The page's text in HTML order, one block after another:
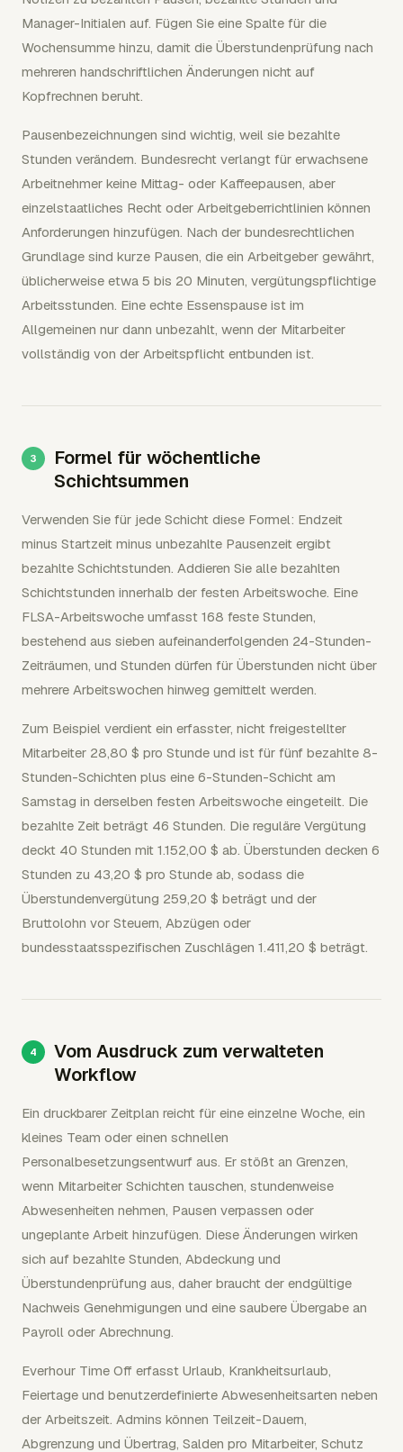
Manager-Initialen auf. Fügen Sie eine Spalte für die
Wochensumme hinzu, damit die Überstundenprüfung nach
mehreren handschriftlichen Änderungen nicht auf
Kopfrechnen beruht.
Pausenbezeichnungen sind wichtig, weil sie bezahlte
Stunden verändern. Bundesrecht verlangt für erwachsene
Arbeitnehmer keine Mittag- oder Kaffeepausen, aber
einzelstaatliches Recht oder Arbeitgeberrichtlinien können
Anforderungen hinzufügen. Nach der bundesrechtlichen
Grundlage sind kurze Pausen, die ein Arbeitgeber gewährt,
üblicherweise etwa 5 bis 20 Minuten, vergütungspflichtige
Arbeitsstunden. Eine echte Essenspause ist im
Allgemeinen nur dann unbezahlt, wenn der Mitarbeiter
vollständig von der Arbeitspflicht entbunden ist.
Formel für wöchentliche
Schichtsummen
Verwenden Sie für jede Schicht diese Formel: Endzeit
minus Startzeit minus unbezahlte Pausenzeit ergibt
bezahlte Schichtstunden. Addieren Sie alle bezahlten
Schichtstunden innerhalb der festen Arbeitswoche. Eine
FLSA-Arbeitswoche umfasst 168 feste Stunden,
bestehend aus sieben aufeinanderfolgenden 24-Stunden-
Zeiträumen, und Stunden dürfen für Überstunden nicht über
mehrere Arbeitswochen hinweg gemittelt werden.
Zum Beispiel verdient ein erfasster, nicht freigestellter
Mitarbeiter 28,80 $ pro Stunde und ist für fünf bezahlte 8-
Stunden-Schichten plus eine 6-Stunden-Schicht am
Samstag in derselben festen Arbeitswoche eingeteilt. Die
bezahlte Zeit beträgt 46 Stunden. Die reguläre Vergütung
deckt 40 Stunden mit 1.152,00 $ ab. Überstunden decken 6
Stunden zu 43,20 $ pro Stunde ab, sodass die
Überstundenvergütung 259,20 $ beträgt und der
Bruttolohn vor Steuern, Abzügen oder
bundesstaatsspezifischen Zuschlägen 1.411,20 $ beträgt.
Vom Ausdruck zum verwalteten
Workflow
Ein druckbarer Zeitplan reicht für eine einzelne Woche, ein
kleines Team oder einen schnellen
Personalbesetzungsentwurf aus. Er stößt an Grenzen,
wenn Mitarbeiter Schichten tauschen, stundenweise
Abwesenheiten nehmen, Pausen verpassen oder
ungeplante Arbeit hinzufügen. Diese Änderungen wirken
sich auf bezahlte Stunden, Abdeckung und
Überstundenprüfung aus, daher braucht der endgültige
Nachweis Genehmigungen und eine saubere Übergabe an
Payroll oder Abrechnung.
Everhour Time Off erfasst Urlaub, Krankheitsurlaub,
Feiertage und benutzerdefinierte Abwesenheitsarten neben
der Arbeitszeit. Admins können Teilzeit-Dauern,
Abgrenzung und Übertrag, Salden pro Mitarbeiter, Schutz